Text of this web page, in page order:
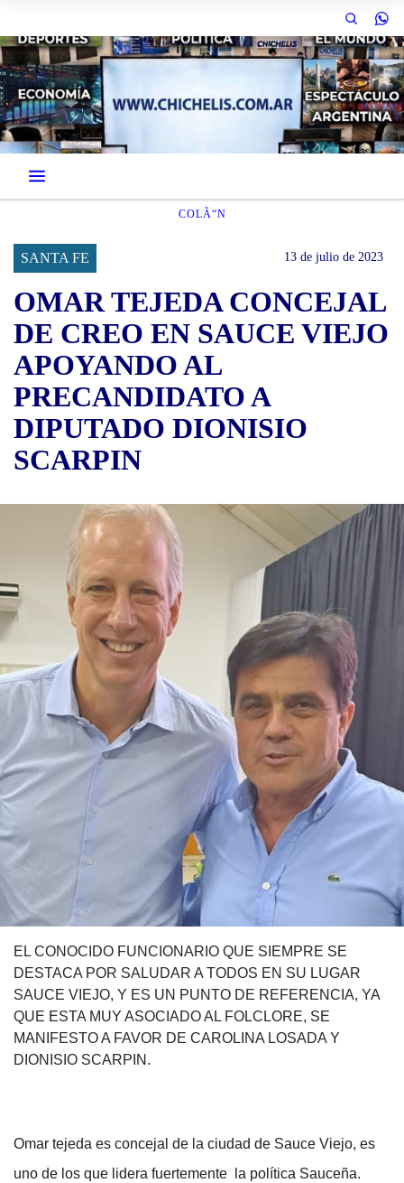
COLÃ“N
SANTA FE 13 de julio de 2023
OMAR TEJEDA CONCEJAL
DE CREO EN SAUCE VIEJO
APOYANDO AL
PRECANDIDATO A
DIPUTADO DIONISIO
SCARPIN
EL CONOCIDO FUNCIONARIO QUE SIEMPRE SE
DESTACA POR SALUDAR A TODOS EN SU LUGAR
SAUCE VIEJO, Y ES UN PUNTO DE REFERENCIA, YA
QUE ESTA MUY ASOCIADO AL FOLCLORE, SE
MANIFESTO A FAVOR DE CAROLINA LOSADA Y
DIONISIO SCARPIN.
Omar tejeda es concejal de la ciudad de Sauce Viejo, es
uno de los que lidera fuertemente la política Sauceña.